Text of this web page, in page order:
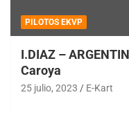
PILOTOS EKVP
I.DIAZ –
Caroya
25 julio, 2023 E-Kart